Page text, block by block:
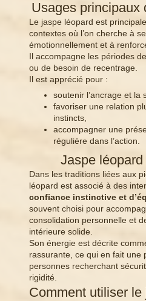
Usages principaux
Le jaspe léopard est
contextes où l’on cherche à
émotionnellement et à
Il accompagne les périodes
ou de besoin de recentrage.
Il est apprécié pour :
soutenir l’ancrage et la
favoriser une relation
instincts,
accompagner une
régulière dans l’action.
Jaspe
Dans les traditions liées aux
léopard est associé à des
confiance instinctive et
souvent choisi pour
consolidation personnelle et
intérieure solide.
Son énergie est décrite
rassurante, ce qui en fait une
personnes recherchant
rigidité.
Comment utiliser